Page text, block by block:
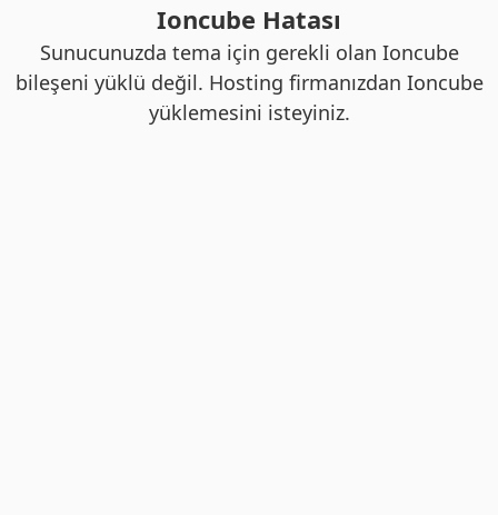
Ioncube Hatası
Sunucunuzda tema için gerekli olan Ioncube
bileşeni yüklü değil. Hosting firmanızdan Ioncube
yüklemesini isteyiniz.